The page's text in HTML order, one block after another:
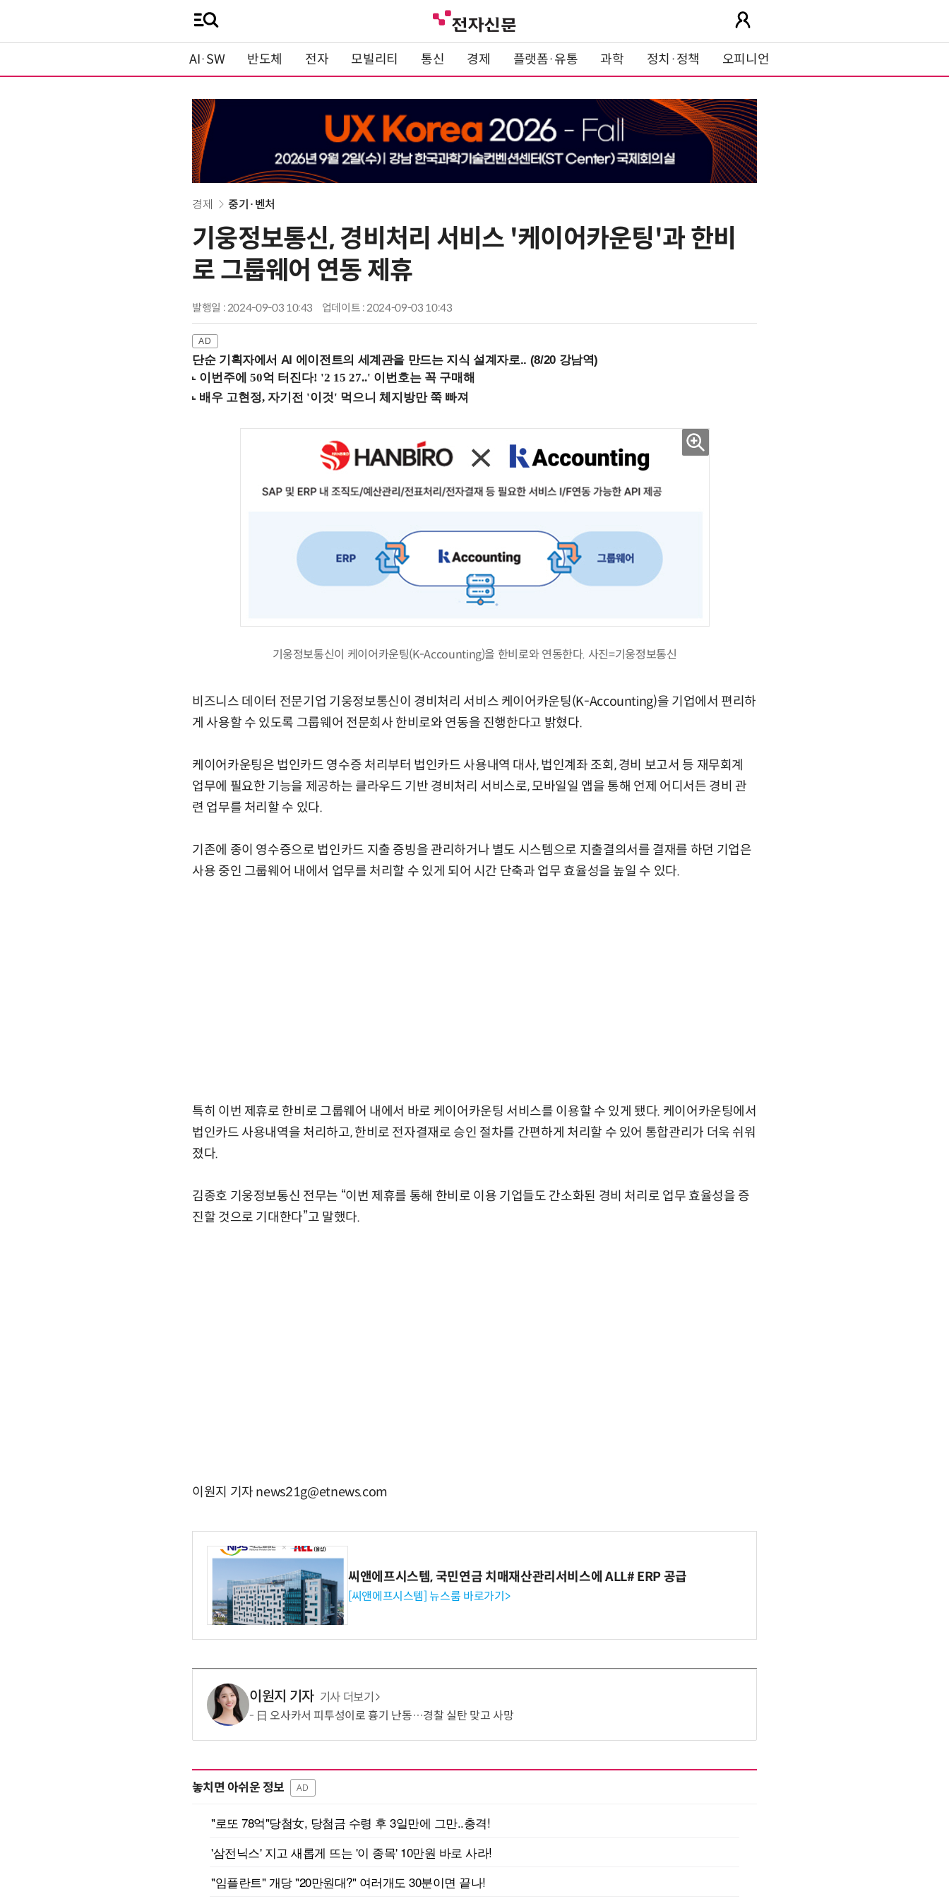
AI·SW 반도체 전자 모빌리티 통신 경제 플랫폼·유통 과학 정치·정책 오피니언
경제 중기·벤처
기웅정보통신, 경비처리 서비스 '케이어카운팅'과 한비
로 그룹웨어 연동 제휴
발행일 : 2024-09-03 10:43 업데이트 : 2024-09-03 10:43
단순 기획자에서 AI 에이전트의 세계관을 만드는 지식 설계자로.. (8/20 강남역)
기웅정보통신이 케이어카운팅(K-Accounting)을 한비로와 연동한다. 사진=기웅정보통신
비즈니스 데이터 전문기업 기웅정보통신이 경비처리 서비스 케이어카운팅(K-Accounting)을 기업에서 편리하
게 사용할 수 있도록 그룹웨어 전문회사 한비로와 연동을 진행한다고 밝혔다.
케이어카운팅은 법인카드 영수증 처리부터 법인카드 사용내역 대사, 법인계좌 조회, 경비 보고서 등 재무회계
업무에 필요한 기능을 제공하는 클라우드 기반 경비처리 서비스로, 모바일일 앱을 통해 언제 어디서든 경비 관
련 업무를 처리할 수 있다.
기존에 종이 영수증으로 법인카드 지출 증빙을 관리하거나 별도 시스템으로 지출결의서를 결재를 하던 기업은
사용 중인 그룹웨어 내에서 업무를 처리할 수 있게 되어 시간 단축과 업무 효율성을 높일 수 있다.
특히 이번 제휴로 한비로 그룹웨어 내에서 바로 케이어카운팅 서비스를 이용할 수 있게 됐다. 케이어카운팅에서
법인카드 사용내역을 처리하고, 한비로 전자결재로 승인 절차를 간편하게 처리할 수 있어 통합관리가 더욱 쉬워
졌다.
김종호 기웅정보통신 전무는 “이번 제휴를 통해 한비로 이용 기업들도 간소화된 경비 처리로 업무 효율성을 증
진할 것으로 기대한다”고 말했다.
이원지 기자 news21g@etnews.com
씨앤에프시스템, 국민연금 치매재산관리서비스에 ALL# ERP 공급
[씨앤에프시스템] 뉴스룸 바로가기>
이원지 기자 기사 더보기
日 오사카서 피투성이로 흉기 난동…경찰 실탄 맞고 사망
놓치면 아쉬운 정보 AD